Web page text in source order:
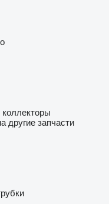
коллекторы
другие запчасти